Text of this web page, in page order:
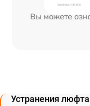
Вы можете
Устранения